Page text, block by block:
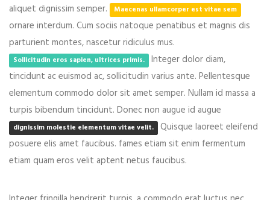
aliquet dignissim semper.
Maecenas ullamcorper est vitae sem
ornare interdum. Cum sociis natoque penatibus et magnis dis
parturient montes, nascetur ridiculus mus.
Sollicitudin eros sapien, ultrices primis. Integer dolor diam,
tincidunt ac euismod ac, sollicitudin varius ante. Pellentesque
elementum commodo dolor sit amet semper. Nullam id massa a
turpis bibendum tincidunt. Donec non augue id augue
dignissim molestie elementum vitae velit. Quisque laoreet eleifend
posuere elis amet faucibus. fames etiam sit enim fermentum
etiam quam eros velit aptent netus faucibus.